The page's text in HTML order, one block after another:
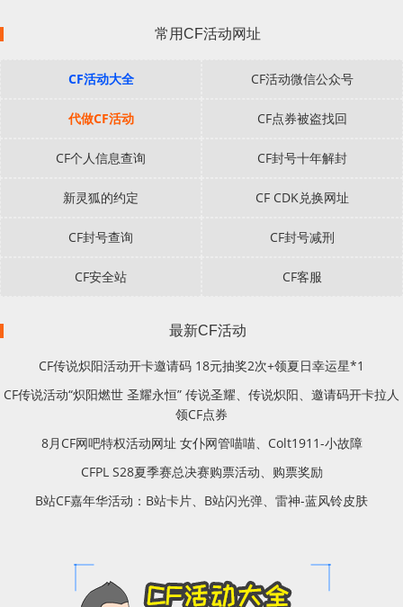
常用CF活动网址
CF活动大全 CF活动微信公众号
代做CF活动 CF点券被盗找回
CF个人信息查询 CF封号十年解封
新灵狐的约定 CF CDK兑换网址
CF封号查询 CF封号减刑
CF安全站 CF客服
最新CF活动
CF传说炽阳活动开卡邀请码 18元抽奖2次+领夏日幸运星*1
CF传说活动“炽阳燃世 圣耀永恒” 传说圣耀、传说炽阳、邀请码开卡拉人
领CF点券
8月CF网吧特权活动网址 女仆网管喵喵、Colt1911-小故障
CFPL S28夏季赛总决赛购票活动、购票奖励
B站CF嘉年华活动：B站卡片、B站闪光弹、雷神-蓝风铃皮肤